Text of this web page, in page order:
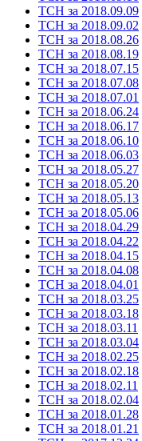
ТСН за 2018.09.09
ТСН за 2018.09.02
ТСН за 2018.08.26
ТСН за 2018.08.19
ТСН за 2018.07.15
ТСН за 2018.07.08
ТСН за 2018.07.01
ТСН за 2018.06.24
ТСН за 2018.06.17
ТСН за 2018.06.10
ТСН за 2018.06.03
ТСН за 2018.05.27
ТСН за 2018.05.20
ТСН за 2018.05.13
ТСН за 2018.05.06
ТСН за 2018.04.29
ТСН за 2018.04.22
ТСН за 2018.04.15
ТСН за 2018.04.08
ТСН за 2018.04.01
ТСН за 2018.03.25
ТСН за 2018.03.18
ТСН за 2018.03.11
ТСН за 2018.03.04
ТСН за 2018.02.25
ТСН за 2018.02.18
ТСН за 2018.02.11
ТСН за 2018.02.04
ТСН за 2018.01.28
ТСН за 2018.01.21